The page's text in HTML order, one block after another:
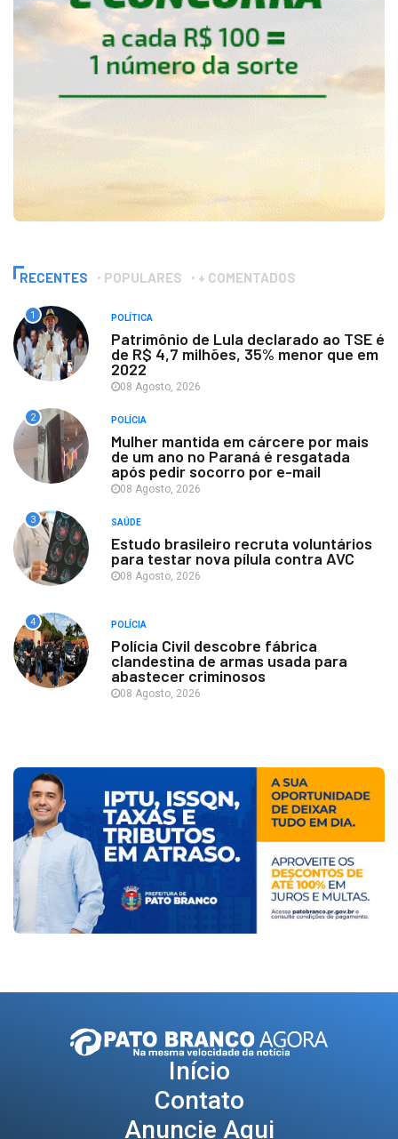
RECENTES POPULARES + COMENTADOS
1 POLÍTICA
Patrimônio de Lula declarado ao TSE é
de R$ 4,7 milhões, 35% menor que em
2022
08 Agosto, 2026
2 POLÍCIA
Mulher mantida em cárcere por mais
de um ano no Paraná é resgatada
após pedir socorro por e-mail
08 Agosto, 2026
3 SAÚDE
Estudo brasileiro recruta voluntários
para testar nova pílula contra AVC
08 Agosto, 2026
4 POLÍCIA
Polícia Civil descobre fábrica
clandestina de armas usada para
abastecer criminosos
08 Agosto, 2026
Início
Contato
Anuncie Aqui